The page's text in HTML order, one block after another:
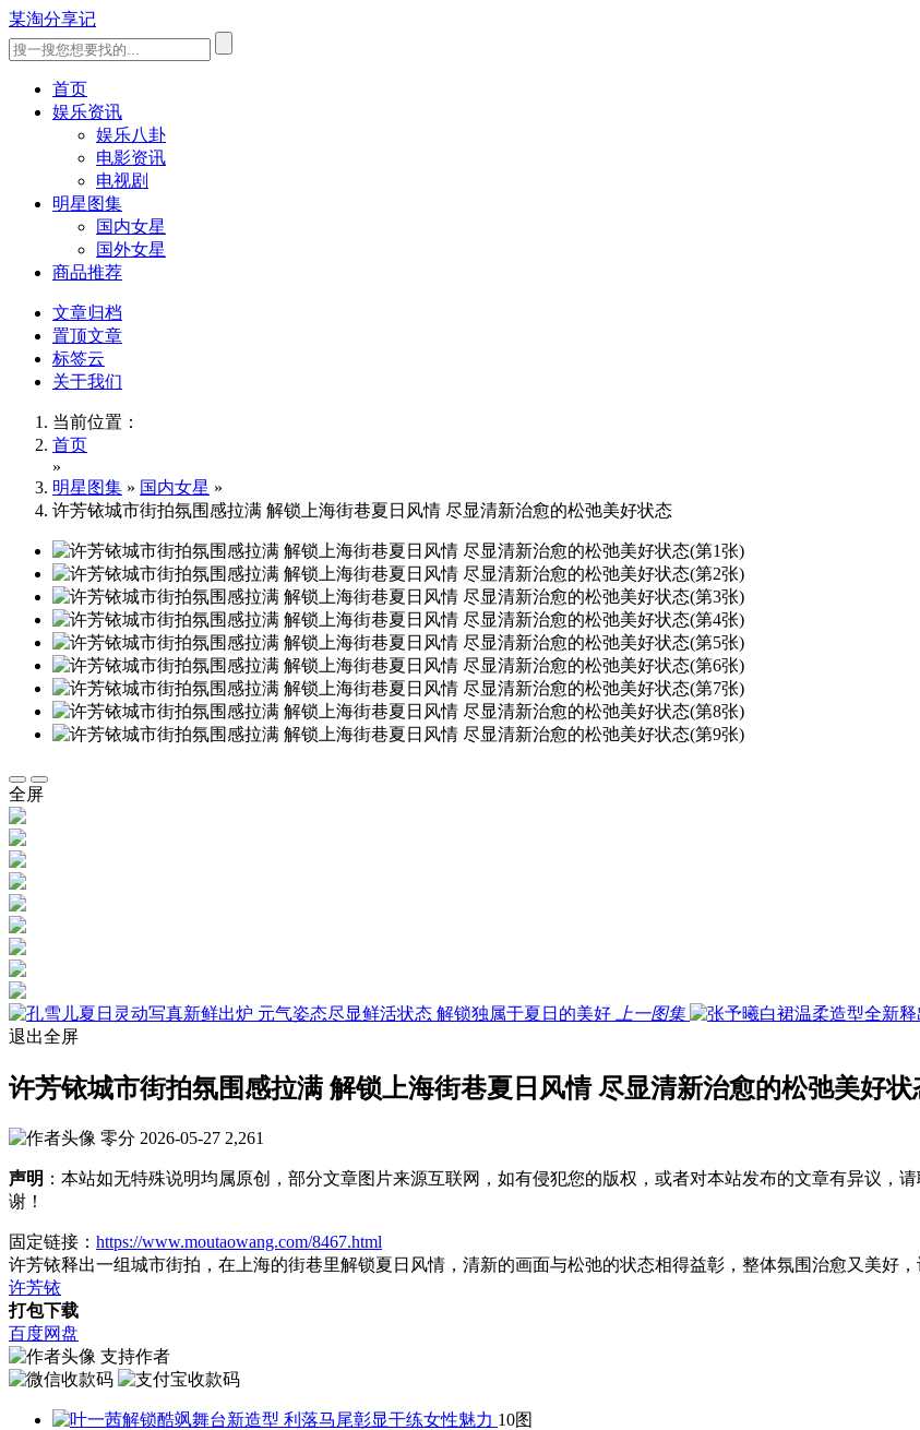
某淘分享记
首页
娱乐资讯
娱乐八卦
电影资讯
电视剧
明星图集
国内女星
国外女星
商品推荐
文章归档
置顶文章
标签云
关于我们
当前位置：
首页
»
明星图集 » 国内女星 »
许芳铱城市街拍氛围感拉满 解锁上海街巷夏日风情 尽显清新治愈的松弛美好状态
全屏
上一图集
退出全屏
许芳铱城市街拍氛围感拉满 解锁上海街巷夏日风情 尽显清新治愈的松弛美好状
零分 2026-05-27 2,261
声明 ：本站如无特殊说明均属原创，部分文章图片来源互联网，如有侵犯您的版权，或者对本站发布的文章有异议，
谢！
固定链接： https://www.moutaowang.com/8467.html
许芳铱释出一组城市街拍，在上海的街巷里解锁夏日风情，清新的画面与松弛的状态相得益彰，整体氛围治愈又美好，
许芳铱
打包下载
百度网盘
支持作者
10图